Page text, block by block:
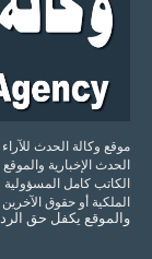
الحدث الإخبارية
الكاتب كامل المسؤولية
الملكية أو حقوق
والموقع يكفل حق الرد